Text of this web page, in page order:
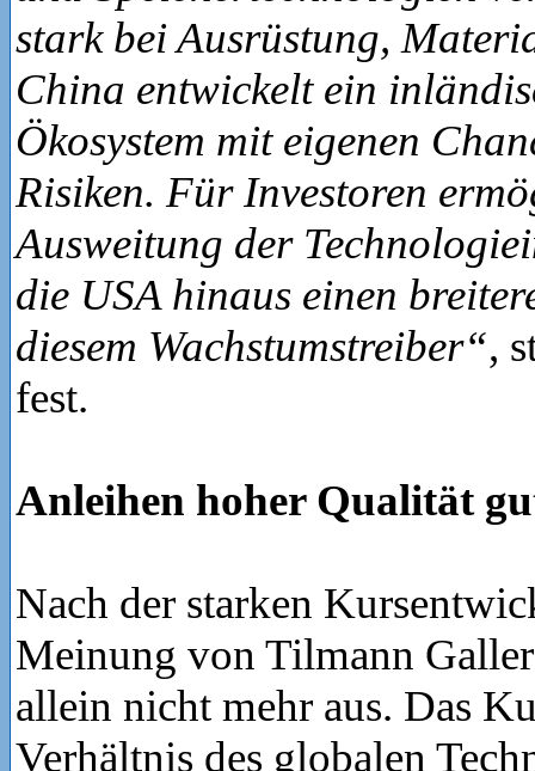
stark bei Ausrüstung,
China entwickelt ein
Ökosystem mit eigenen
Risiken. Für Investoren
Ausweitung der
die USA hinaus einen
diesem Wachstumstreiber“,
fest.
Anleihen hoher Qualität
Nach der starken
Meinung von Tilmann
allein nicht mehr aus. Das
Verhältnis des globalen